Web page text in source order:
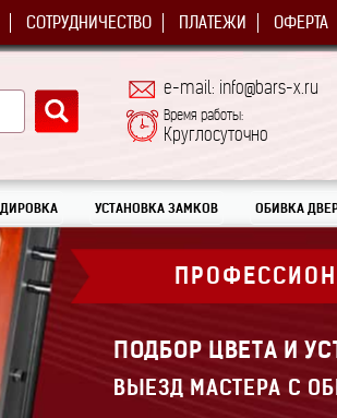
СОТРУДНИЧЕСТВО ПЛАТЕЖИ ОФЕРТА
e-mail: info@bars-x.ru
Время работы:
Круглосуточно
УСТАНОВКА ЗАМКОВ ОБИВКА
ПОДБОР ЦВЕТА И
ВЫЕЗД МАСТЕРА С